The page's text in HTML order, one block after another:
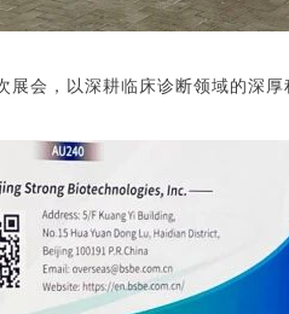
会，以深耕临床诊断领域的深厚